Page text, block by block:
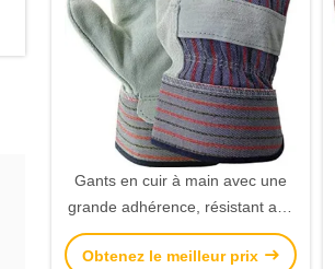
Gants en cuir à main avec une
grande adhérence, résistant aux
ponctions et manchette de
sécurité caoutchouteuse pour le
Obtenez le meilleur prix